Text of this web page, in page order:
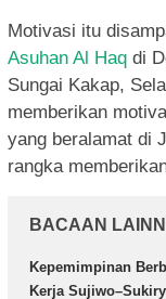
Motivasi itu
Asuhan Al Haq di
Sungai Kakap,
memberikan
yang beralamat di
rangka
BACAAN
Kepemimpinan
Kerja